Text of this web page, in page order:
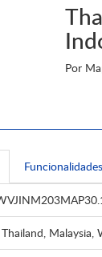
Por
Funcionalidades
Malaysia,